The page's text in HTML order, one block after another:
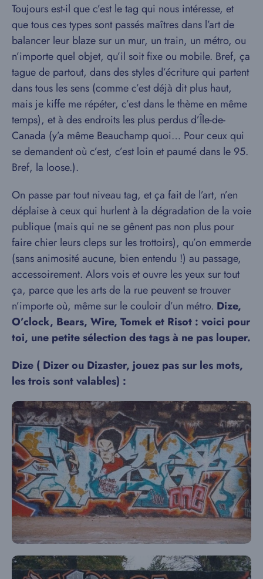
Toujours est-il que c’est le tag qui nous intéresse, et
que tous ces types sont passés maîtres dans l’art de
balancer leur blaze sur un mur, un train, un métro, ou
n’importe quel objet, qu’il soit fixe ou mobile. Bref, ça
tague de partout, dans des styles d’écriture qui partent
dans tous les sens (comme c’est déjà dit plus haut,
mais je kiffe me répéter, c’est dans le thème en même
temps), et à des endroits les plus perdus d’Île-de-
Canada (y’a même Beauchamp quoi… Pour ceux qui
se demandent où c’est, c’est loin et paumé dans le 95.
Bref, la loose.).
On passe par tout niveau tag, et ça fait de l’art, n’en
déplaise à ceux qui hurlent à la dégradation de la voie
publique (mais qui ne se gênent pas non plus pour
faire chier leurs cleps sur les trottoirs), qu’on emmerde
(sans animosité aucune, bien entendu !) au passage,
accessoirement. Alors vois et ouvre les yeux sur tout
ça, parce que les arts de la rue peuvent se trouver
n’importe où, même sur le couloir d’un métro. Dize,
O’clock, Bears, Wire, Tomek et Risot : voici pour
toi, une petite sélection des tags à ne pas louper.
Dize ( Dizer ou Dizaster, jouez pas sur les mots,
les trois sont valables) :